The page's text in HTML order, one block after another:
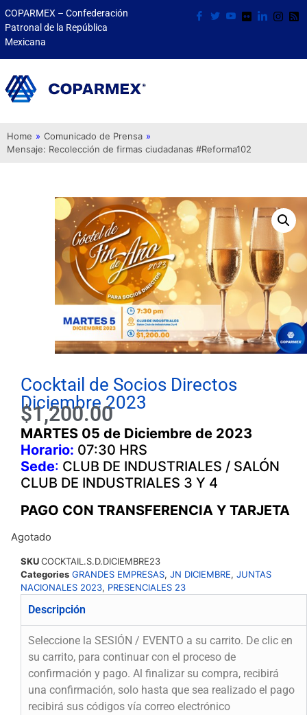
COPARMEX – Confederación
Patronal de la República
Mexicana
Home » Comunicado de Prensa »
Mensaje: Recolección de firmas ciudadanas #Reforma102
Cocktail de Socios Directos
Diciembre 2023
$1,200.00
MARTES 05 de Diciembre de 2023
Horario: 07:30 HRS
Sede: CLUB DE INDUSTRIALES / SALÓN
CLUB DE INDUSTRIALES 3 Y 4
PAGO CON TRANSFERENCIA Y TARJETA
Agotado
SKUCOCKTAIL.S.D.DICIEMBRE23
Categories GRANDES EMPRESAS, JN DICIEMBRE, JUNTAS
NACIONALES 2023, PRESENCIALES 23
Descripción
Seleccione la SESIÓN / EVENTO a su carrito. De clic en
su carrito, para continuar con el proceso de
confirmación y pago. Al finalizar su compra, recibirá
una confirmación, solo hasta que sea realizado el pago
recibirá sus códigos vía correo electrónico